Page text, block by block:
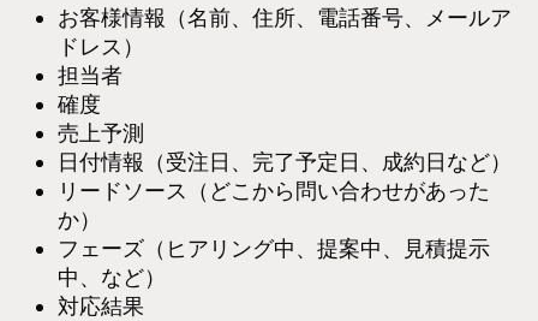
お客様情報（名前、住所、電話番号、メールア
ドレス）
担当者
確度
売上予測
日付情報（受注日、完了予定日、成約日など）
リードソース（どこから問い合わせがあった
か）
フェーズ（ヒアリング中、提案中、見積提示
中、など）
対応結果